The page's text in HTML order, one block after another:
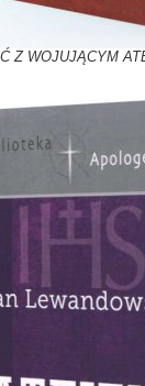
Z WOJUJĄCYM